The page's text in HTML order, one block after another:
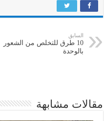
السابق
10 طرق للتخلص من الشعور
بالوحدة
مقالات مشابهة